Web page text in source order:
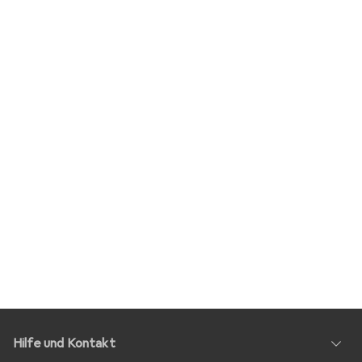
Hilfe und Kontakt